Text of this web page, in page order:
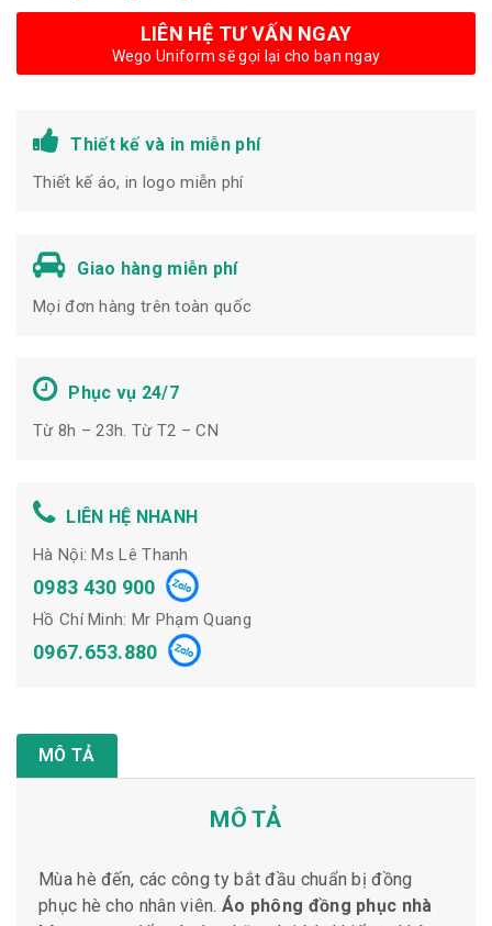
LIÊN HỆ TƯ VẤN NGAY
Wego Uniform sẽ gọi lại cho bạn ngay
Thiết kế và in miễn phí
Thiết kế áo, in logo miễn phí
Giao hàng miễn phí
Mọi đơn hàng trên toàn quốc
Phục vụ 24/7
Từ 8h – 23h. Từ T2 – CN
LIÊN HỆ NHANH
Hà Nội: Ms Lê Thanh
0983 430 900
Hồ Chí Minh: Mr Phạm Quang
0967.653.880
MÔ TẢ
MÔ TẢ
Mùa hè đến, các công ty bắt đầu chuẩn bị đồng
phục hè cho nhân viên. Áo phông đồng phục nhà